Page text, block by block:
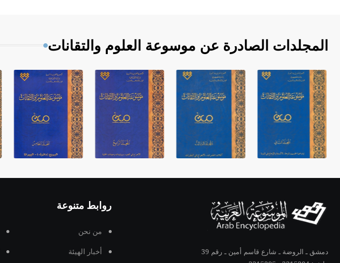
المجلدات الصادرة عن موسوعة العلوم والتقانات
دمشق ـ الروضة ـ شارع قاسم أمين ـ رقم 39
روابط متنوعة
من نحن
أخبار الهيئة